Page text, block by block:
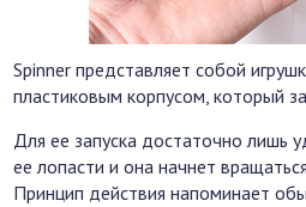
Spinner представляет собой
пластиковым корпусом, который
Для ее запуска достаточно лишь
ее лопасти и она начнет
Принцип действия напоминает